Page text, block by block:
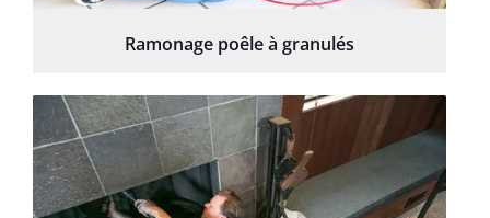
Ramonage poêle à granulés